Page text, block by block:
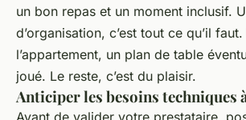
un bon repas et un moment inclusif.
d’organisation, c’est tout ce qu’il
l’appartement, un plan de table
joué. Le reste, c’est du plaisir.
Anticiper les besoins techniques